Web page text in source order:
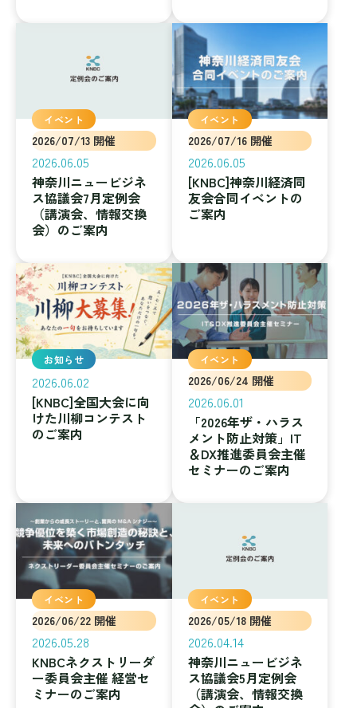
2026/07/13 開催
イベント
2026.06.05
神奈川ニュービジネ
ス協議会7月定例会
（講演会、情報交換
会）のご案内
2026/07/16 開催
イベント
2026.06.05
[KNBC]神奈川経済同
友会合同イベントの
ご案内
お知らせ
2026.06.02
[KNBC]全国大会に向
けた川柳コンテスト
のご案内
2026/06/24 開催
イベント
2026.06.01
「2026年ザ・ハラス
メント防止対策」IT
＆DX推進委員会主催
セミナーのご案内
2026/06/22 開催
イベント
2026.05.28
KNBCネクストリーダ
ー委員会主催 経営セ
ミナーのご案内
2026/05/18 開催
イベント
2026.04.14
神奈川ニュービジネ
ス協議会5月定例会
（講演会、情報交換